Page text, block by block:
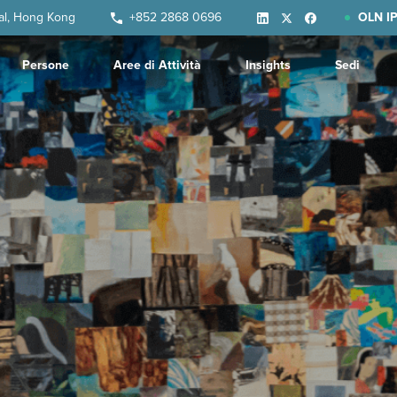
Hong Kong +852 2868 0696 OLN
Persone Aree di Attività Insights Sedi